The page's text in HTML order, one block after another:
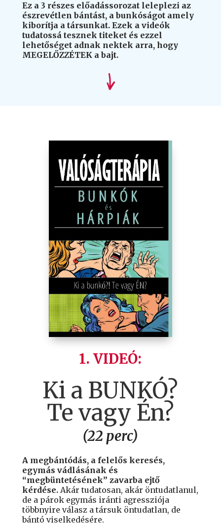
Ez a 3 részes előadássorozat leleplezi az
észrevétlen bántást, a bunkóságot amely
kiborítja a társunkat. Ezek a videók
tudatossá tesznek titeket és ezzel
lehetőséget adnak nektek arra, hogy
MEGELŐZZÉTEK a bajt.
1. VIDEÓ:
Ki a BUNKÓ?
Te vagy Én?
(22 perc)
A megbántódás, a felelős keresés,
egymás vádlásának és
“megbüntetésének” zavarba ejtő
kérdése. Akár tudatosan, akár öntudatlanul,
de a párok egymás iránti agressziója
többnyire válasz a társuk öntudatlan, de
bántó viselkedésére.